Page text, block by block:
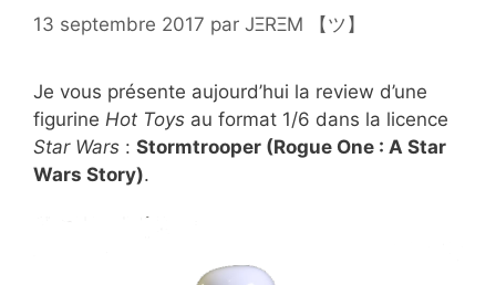
13 septembre 2017 par JΞRΞM 【ツ】
Je vous présente aujourd’hui la review d’une
figurine Hot Toys au format 1/6 dans la licence
Star Wars : Stormtrooper (Rogue One : A Star
Wars Story).